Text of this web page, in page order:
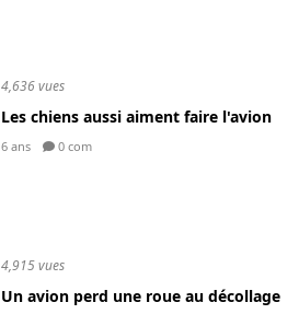
4,636 vues
Les chiens aussi aiment faire l'avion
6 ans 0 com
4,915 vues
Un avion perd une roue au décollage